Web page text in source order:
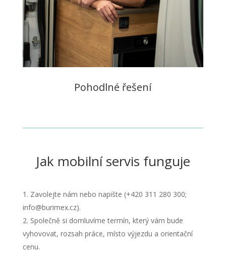
Pohodlné řešení
Jak mobilní servis funguje
Zavolejte nám nebo napište (+420 311 280 300;
info@burimex.cz).
Společně si domluvíme termín, který vám bude
vyhovovat, rozsah práce, místo výjezdu a orientační
cenu.